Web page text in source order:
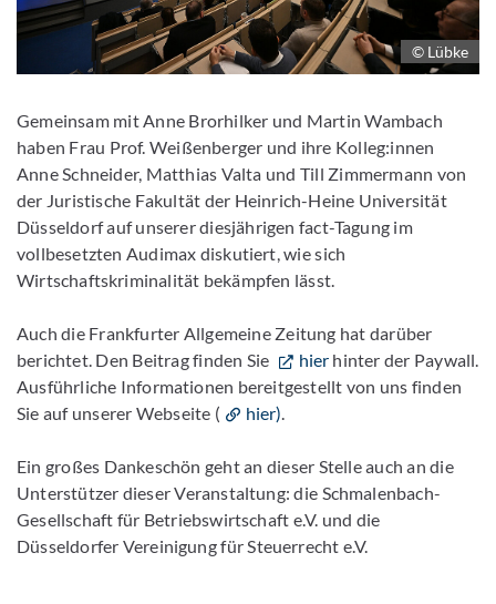
© Lübke
Gemeinsam mit Anne Brorhilker und Martin Wambach
haben Frau Prof. Weißenberger und ihre Kolleg:innen
Anne Schneider, Matthias Valta und Till Zimmermann von
der Juristische Fakultät der Heinrich-Heine Universität
Düsseldorf auf unserer diesjährigen fact-Tagung im
vollbesetzten Audimax diskutiert, wie sich
Wirtschaftskriminalität bekämpfen lässt.
Auch die Frankfurter Allgemeine Zeitung hat darüber
berichtet. Den Beitrag finden Sie
hierhinter der Paywall.
Ausführliche Informationen bereitgestellt von uns finden
Sie auf unserer Webseite (
hier).
Ein großes Dankeschön geht an dieser Stelle auch an die
Unterstützer dieser Veranstaltung: die Schmalenbach-
Gesellschaft für Betriebswirtschaft e.V. und die
Düsseldorfer Vereinigung für Steuerrecht e.V.